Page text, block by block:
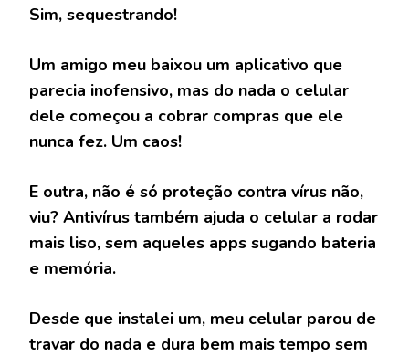
Sim, sequestrando!
Um amigo meu baixou um aplicativo que
parecia inofensivo, mas do nada o celular
dele começou a cobrar compras que ele
nunca fez. Um caos!
E outra, não é só proteção contra vírus não,
viu? Antivírus também ajuda o celular a rodar
mais liso, sem aqueles apps sugando bateria
e memória.
Desde que instalei um, meu celular parou de
travar do nada e dura bem mais tempo sem